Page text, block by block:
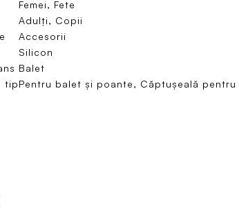
Femei, Fete
Adulți, Copii
Accesorii
Silicon
Balet
tipPentru balet și poante, Căptușeală pentru